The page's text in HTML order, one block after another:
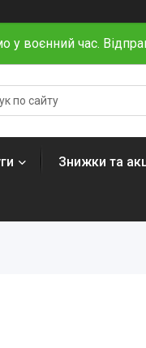
у воєнний час.
Знижки та